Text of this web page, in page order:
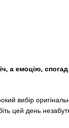
а емоцію, спогад
вибір
цей день